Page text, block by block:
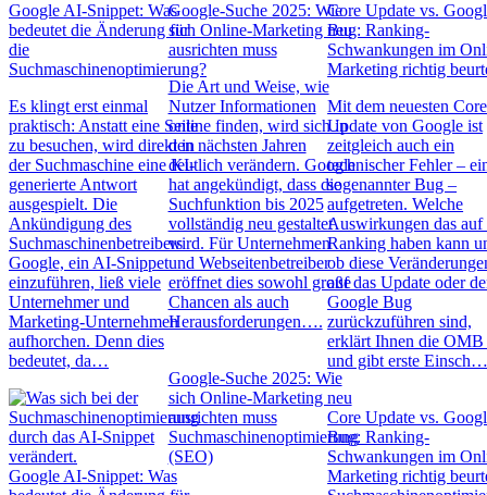
Google AI-Snippet: Was
bedeutet die Änderung für
die
Suchmaschinenoptimierung?
Es klingt erst einmal
praktisch: Anstatt eine Seite
zu besuchen, wird direkt in
der Suchmaschine eine KI-
generierte Antwort
ausgespielt. Die
Ankündigung des
Suchmaschinenbetreibers
Google, ein AI-Snippet
einzuführen, ließ viele
Unternehmer und
Marketing-Unternehmen
aufhorchen. Denn dies
bedeutet, da…
Google AI-Snippet: Was
Google-Suche 2025: Wie
sich Online-Marketing neu
ausrichten muss
Die Art und Weise, wie
Nutzer Informationen
online finden, wird sich in
den nächsten Jahren
deutlich verändern. Google
hat angekündigt, dass die
Suchfunktion bis 2025
vollständig neu gestaltet
wird. Für Unternehmen
und Webseitenbetreiber
eröffnet dies sowohl große
Chancen als auch
Herausforderungen….
Google-Suche 2025: Wie
sich Online-Marketing neu
ausrichten muss
Suchmaschinenoptimierung
(SEO)
Core Update vs.
Bug: Ranking-
Schwankungen im
Marketing richtig
Mit dem neuesten Core
Update von Google ist
zeitgleich auch ein
technischer Fehler –
sogenannter Bug –
aufgetreten. Welche
Auswirkungen das auf
Ranking haben kann
ob diese
auf das Update oder
Google Bug
zurückzuführen sind,
erklärt Ihnen die
und gibt erste
Core Update vs.
Bug: Ranking-
Schwankungen im
Marketing richtig